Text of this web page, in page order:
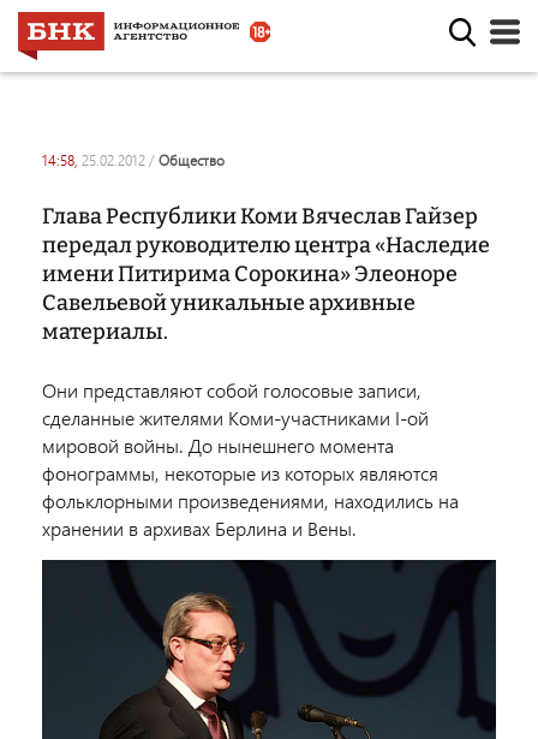
14:58, 25.02.2012 / общество
Глава Республики Коми Вячеслав Гайзер
передал руководителю центра «Наследие
имени Питирима Сорокина» Элеоноре
Савельевой уникальные архивные
материалы.
Они представляют собой голосовые записи,
сделанные жителями Коми-участниками I-ой
мировой войны. До нынешнего момента
фонограммы, некоторые из которых являются
фольклорными произведениями, находились на
хранении в архивах Берлина и Вены.